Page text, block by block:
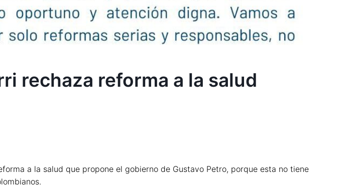
rechaza reforma a la salud
a la salud que propone el gobierno de Gustavo Petro, porque esta no tiene